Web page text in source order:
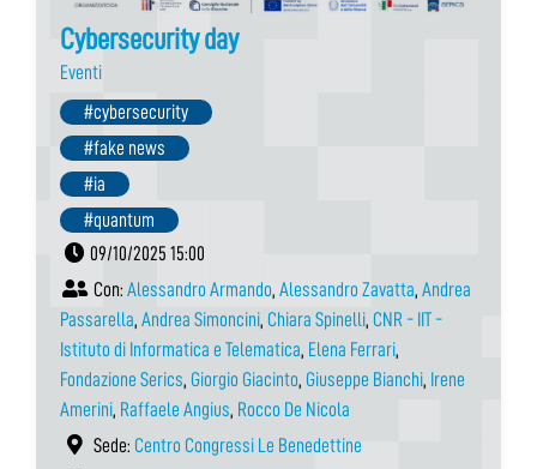
Cybersecurity day
Eventi
#cybersecurity
#fake news
#ia
#quantum
09/10/2025 15:00
Con: Alessandro Armando, Alessandro Zavatta, Andrea
Passarella, Andrea Simoncini, Chiara Spinelli, CNR - IIT -
Istituto di Informatica e Telematica, Elena Ferrari,
Fondazione Serics, Giorgio Giacinto, Giuseppe Bianchi, Irene
Amerini, Raffaele Angius, Rocco De Nicola
Sede: Centro Congressi Le Benedettine